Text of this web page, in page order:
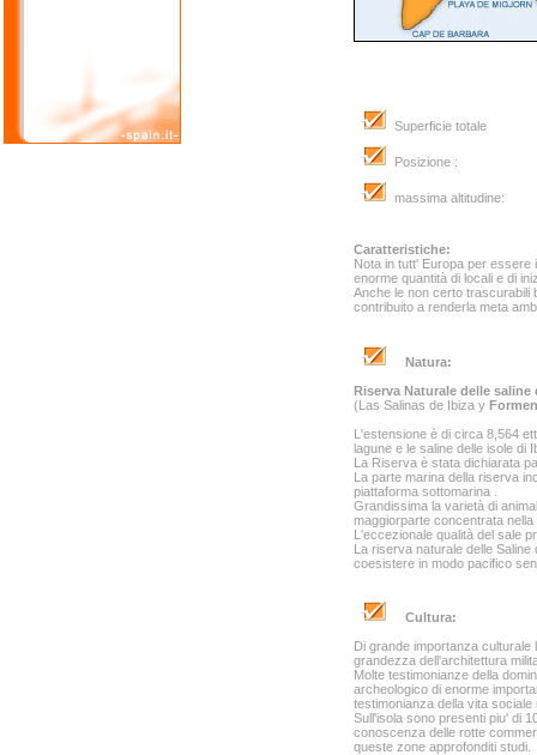
Superficie totale
Posizione :
massima altitudine:
Caratteristiche:
Nota in tutt' Europa per essere
enorme quantità di locali e di
Anche le non certo trascurabili
contribuito a renderla meta
Natura:
Riserva Naturale delle
(Las Salinas de Ibiza y
L'estensione è di circa 8,564
lagune e le saline delle isole di
La Riserva è stata dichiarata
La parte marina della riserva
piattaforma sottomarina .
Grandissima la varietà di
maggiorparte concentrata
L'eccezionale qualità del sale
La riserva naturale delle Saline
coesistere in modo pacifico
Cultura:
Di grande importanza culturale
grandezza dell'architettura
Molte testimonianze della
archeologico di enorme
testimonianza della vita
Sull'isola sono presenti piu' di
conoscenza delle rotte
queste zone approfonditi studi.